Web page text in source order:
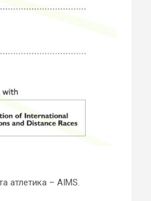
атлетика – AIMS.